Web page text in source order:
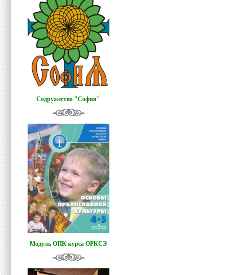
Содружество "София"
Модуль ОПК курса ОРКСЭ